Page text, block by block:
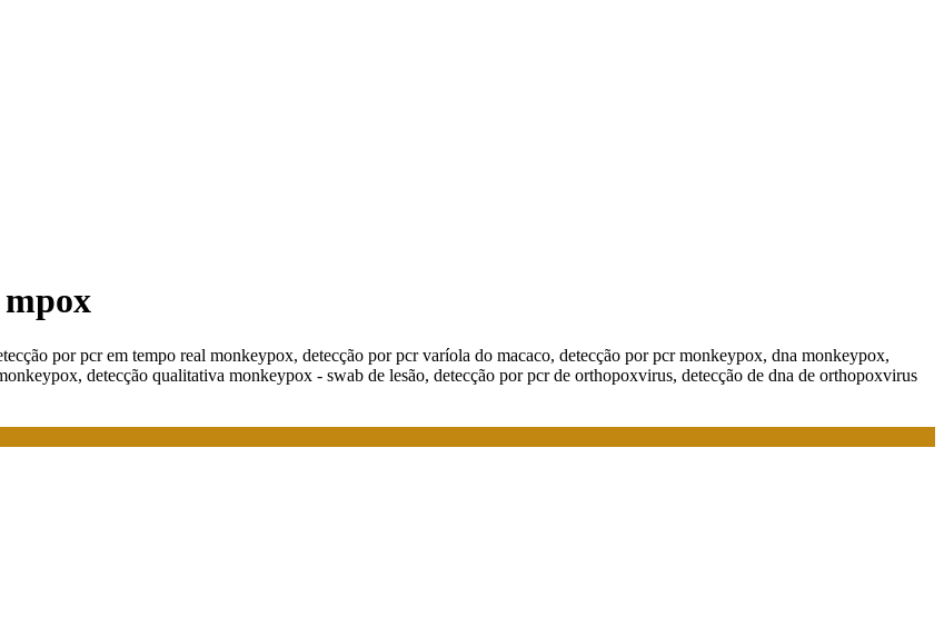
por pcr em tempo real monkeypox, detecção por pcr varíola do macaco, detecção por pcr monkeypox, dna monkeypox,
detecção qualitativa monkeypox - swab de lesão, detecção por pcr de orthopoxvirus, detecção de dna de orthopoxvirus